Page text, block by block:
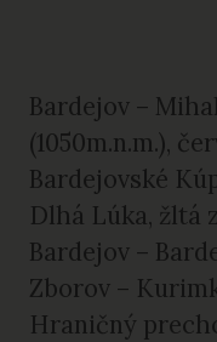
Bardejov –
(1050m.n.m.),
Bardejovské
Dlhá Lúka, žltá
Bardejov –
Zborov –
Hraničný